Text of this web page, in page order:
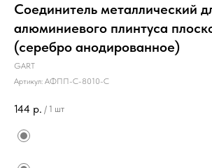
Соединитель металлический
алюминиевого плинтуса
(серебро анодированное)
GART
Артикул: АФПП-С-8010-С
144 р. / 1 шт